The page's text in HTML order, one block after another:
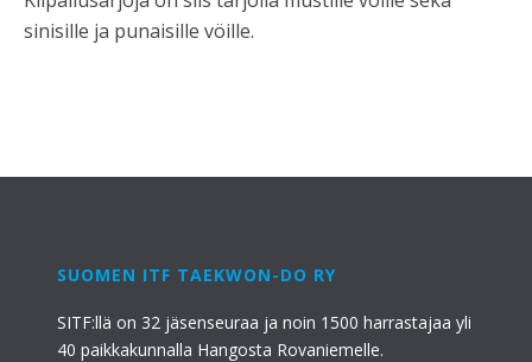
sinisille ja punaisille vöille.
SUOMEN ITF TAEKWON-DO RY
SITF:llä on 32 jäsenseuraa ja noin 1500 harrastajaa yli
40 paikkakunnalla Hangosta Rovaniemelle.